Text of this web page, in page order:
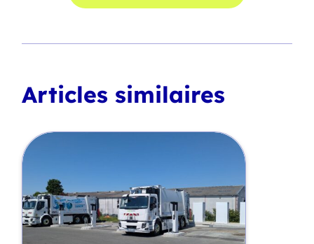
Articles similaires